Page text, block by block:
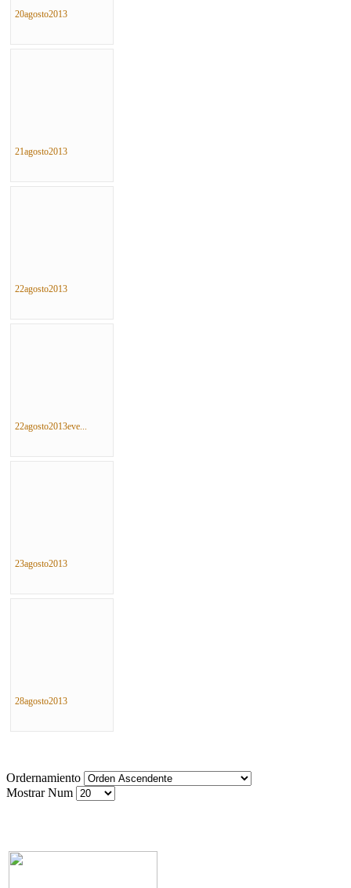
20agosto2013
21agosto2013
22agosto2013
22agosto2013eve...
23agosto2013
28agosto2013
Ordernamiento
Mostrar Num